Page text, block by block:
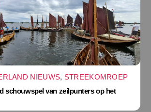
NIEUWS, STREEKOMROEP
schouwspel van zeilpunters op het